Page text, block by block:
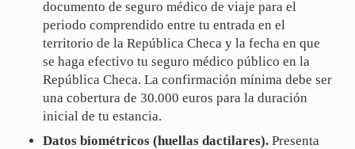
documento de seguro médico de viaje para el
periodo comprendido entre tu entrada en el
territorio de la República Checa y la fecha en que
se haga efectivo tu seguro médico público en la
República Checa. La confirmación mínima debe ser
una cobertura de 30.000 euros para la duración
inicial de tu estancia.
Datos biométricos (huellas dactilares).Presenta